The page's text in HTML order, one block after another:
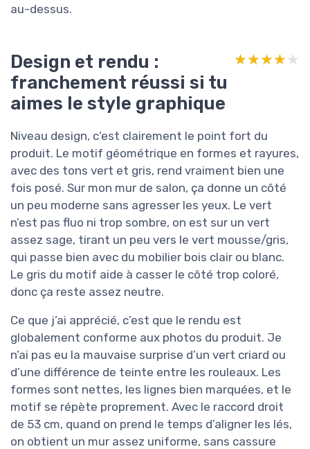
au-dessus.
Design et rendu :
franchement réussi si tu
aimes le style graphique
★★★★★
★★★★★
Niveau design, c’est clairement le point fort du
produit. Le motif géométrique en formes et rayures,
avec des tons vert et gris, rend vraiment bien une
fois posé. Sur mon mur de salon, ça donne un côté
un peu moderne sans agresser les yeux. Le vert
n’est pas fluo ni trop sombre, on est sur un vert
assez sage, tirant un peu vers le vert mousse/gris,
qui passe bien avec du mobilier bois clair ou blanc.
Le gris du motif aide à casser le côté trop coloré,
donc ça reste assez neutre.
Ce que j’ai apprécié, c’est que le rendu est
globalement conforme aux photos du produit. Je
n’ai pas eu la mauvaise surprise d’un vert criard ou
d’une différence de teinte entre les rouleaux. Les
formes sont nettes, les lignes bien marquées, et le
motif se répète proprement. Avec le raccord droit
de 53 cm, quand on prend le temps d’aligner les lés,
on obtient un mur assez uniforme, sans cassure